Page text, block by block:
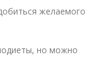
желаемого
но можно